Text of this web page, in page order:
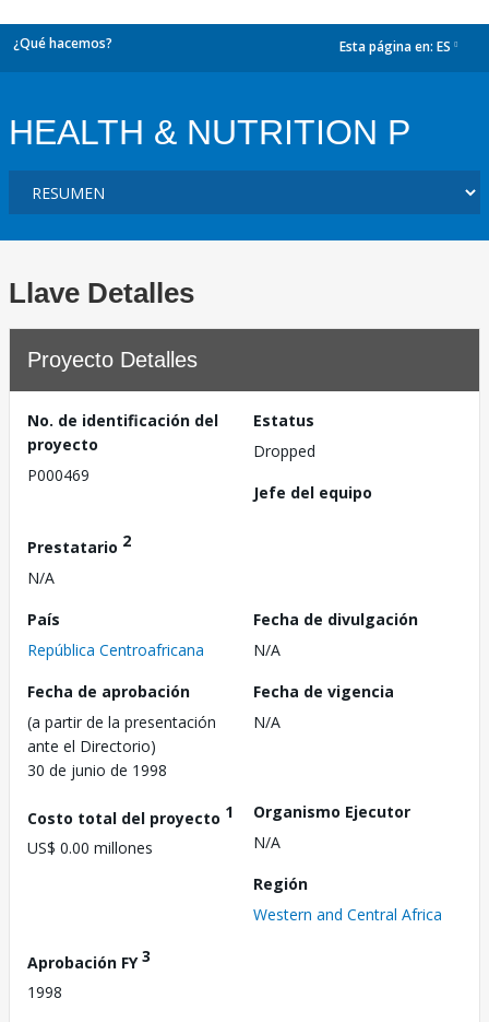
¿Qué hacemos? Esta página en: ES
HEALTH & NUTRITION P
Llave Detalles
Proyecto Detalles
No. de identificación del
proyecto
P000469
Estatus
Dropped
Jefe del equipo
Prestatario 2
N/A
País
República Centroafricana
Fecha de divulgación
N/A
Fecha de aprobación
(a partir de la presentación
ante el Directorio)
30 de junio de 1998
Fecha de vigencia
N/A
Costo total del proyecto 1
US$ 0.00 millones
Organismo Ejecutor
N/A
Región
Western and Central Africa
Aprobación FY3
1998